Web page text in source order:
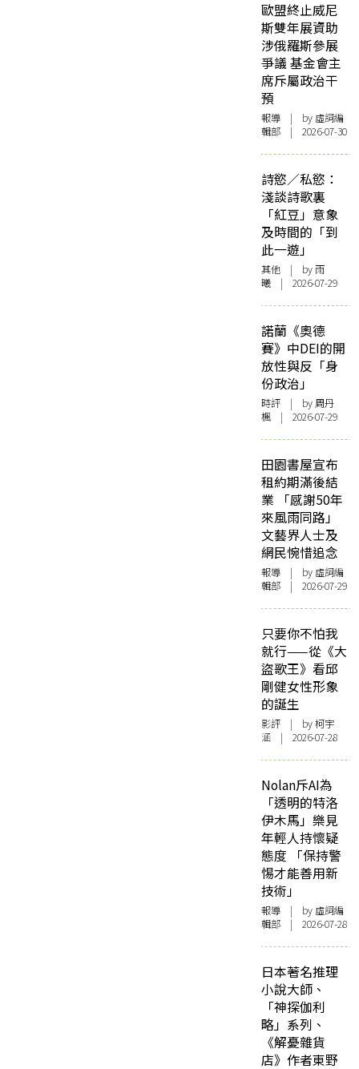
歐盟終止威尼
斯雙年展資助
涉俄羅斯參展
爭議 基金會主
席斥屬政治干
預
報導 | by 虛詞編
輯部 | 2026-07-30
詩慾／私慾：
淺談詩歌裏
「紅豆」意象
及時間的「到
此一遊」
其他 | by 雨
曦 | 2026-07-29
諾蘭《奧德
賽》中DEI的開
放性與反「身
份政治」
時評 | by周丹
楓 | 2026-07-29
田園書屋宣布
租約期滿後結
業 「感謝50年
來風雨同路」
文藝界人士及
網民惋惜追念
報導 | by 虛詞編
輯部 | 2026-07-29
只要你不怕我
就行——從《大
盜歌王》看邱
剛健女性形象
的誕生
影評 | by 柯宇
涵 | 2026-07-28
Nolan斥AI為
「透明的特洛
伊木馬」樂見
年輕人持懷疑
態度 「保持警
惕才能善用新
技術」
報導 | by 虛詞編
輯部 | 2026-07-28
日本著名推理
小說大師、
「神探伽利
略」系列、
《解憂雜貨
店》作者東野